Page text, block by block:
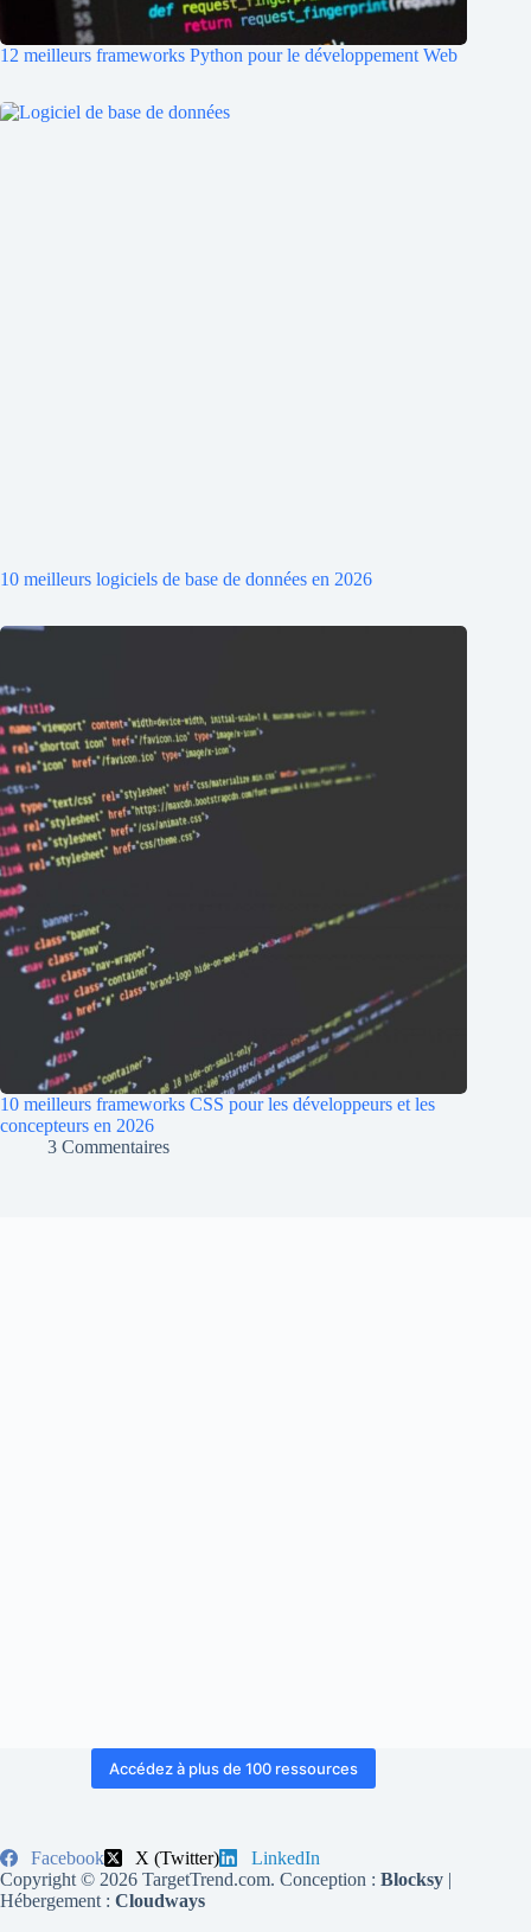
12 meilleurs frameworks Python pour le développement Web
10 meilleurs logiciels de base de données en 2026
10 meilleurs frameworks CSS pour les développeurs et les
concepteurs en 2026
3 Commentaires
Accédez à plus de 100 ressources
Facebook X (Twitter)
LinkedIn
Copyright © 2026 TargetTrend.com. Conception : Blocksy |
Hébergement : Cloudways